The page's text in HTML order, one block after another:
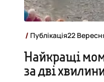
Публікація22
Найкращі
за дві